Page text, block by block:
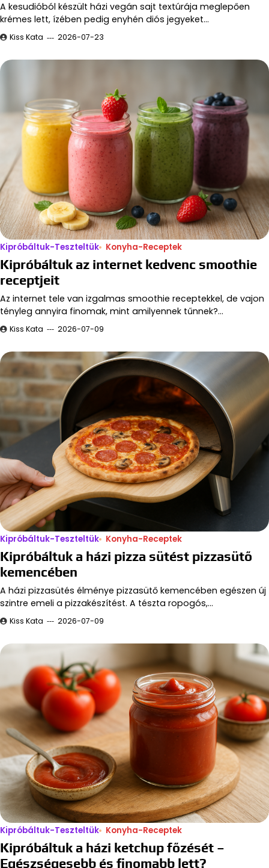
A kesudióból készült házi vegán sajt textúrája meglepően
krémes lett, ízében pedig enyhén diós jegyeket…
Kiss Kata 2026-07-23
Kipróbáltuk-Teszteltük Konyha-Receptek
Kipróbáltuk az internet kedvenc smoothie
receptjeit
Az internet tele van izgalmas smoothie receptekkel, de vajon
tényleg annyira finomak, mint amilyennek tűnnek?…
Kiss Kata 2026-07-09
Kipróbáltuk-Teszteltük Konyha-Receptek
Kipróbáltuk a házi pizza sütést pizzasütő
kemencében
A házi pizzasütés élménye pizzasütő kemencében egészen új
szintre emeli a pizzakészítést. A tészta ropogós,…
Kiss Kata 2026-07-09
Kipróbáltuk-Teszteltük Konyha-Receptek
Kipróbáltuk a házi ketchup főzését –
Egészségesebb és finomabb lett?